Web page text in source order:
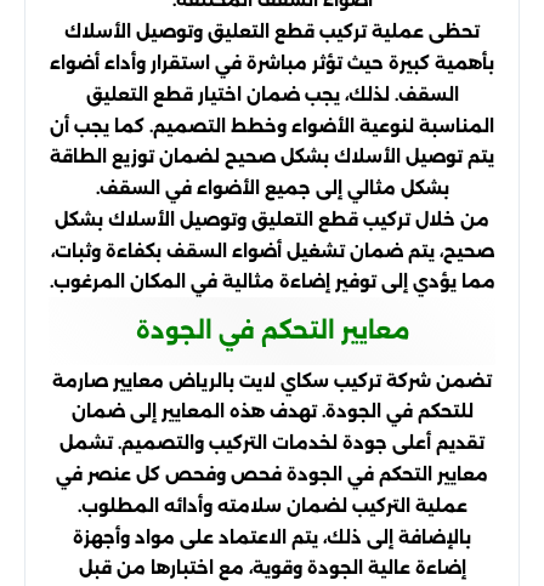
تحظى عملية تركيب قطع التعليق وتوصيل الأسلاك
بأهمية كبيرة حيث تؤثر مباشرة في استقرار وأداء أضواء
السقف. لذلك، يجب ضمان اختيار قطع التعليق
المناسبة لنوعية الأضواء وخطط التصميم. كما يجب أن
يتم توصيل الأسلاك بشكل صحيح لضمان توزيع الطاقة
بشكل مثالي إلى جميع الأضواء في السقف.
من خلال تركيب قطع التعليق وتوصيل الأسلاك بشكل
صحيح، يتم ضمان تشغيل أضواء السقف بكفاءة وثبات،
مما يؤدي إلى توفير إضاءة مثالية في المكان المرغوب.
معايير التحكم في الجودة
تضمن شركة تركيب سكاي لايت بالرياض معايير صارمة
للتحكم في الجودة. تهدف هذه المعايير إلى ضمان
تقديم أعلى جودة لخدمات التركيب والتصميم. تشمل
معايير التحكم في الجودة فحص وفحص كل عنصر في
عملية التركيب لضمان سلامته وأدائه المطلوب.
بالإضافة إلى ذلك، يتم الاعتماد على مواد وأجهزة
إضاءة عالية الجودة وقوية، مع اختبارها من قبل